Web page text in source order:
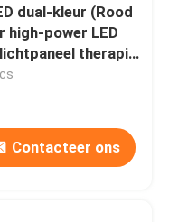
dual-kleur (Rood
high-power LED
therapie
Contacteer ons